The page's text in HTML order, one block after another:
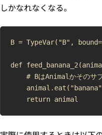
しかなれなくなる。
B = TypeVar("B",
def
# BはAnimalかそのサ